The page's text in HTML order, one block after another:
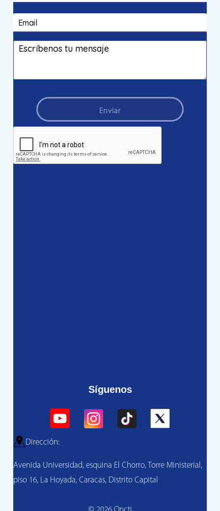
Enviar
Síguenos
Dirección:
Avenida Universidad, esquina El Chorro, Torre Ministerial,
piso 16, La Hoyada, Caracas, Distrito Capital